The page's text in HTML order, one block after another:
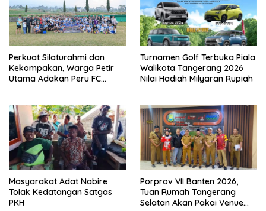
Perkuat Silaturahmi dan
Kekompakan, Warga Petir
Utama Adakan Peru FC
Turnamen Golf Terbuka Piala
Walikota Tangerang 2026
Nilai Hadiah Milyaran Rupiah
Masyarakat Adat Nabire
Tolak Kedatangan Satgas
PKH
Porprov VII Banten 2026,
Tuan Rumah Tangerang
Selatan Akan Pakai Venue